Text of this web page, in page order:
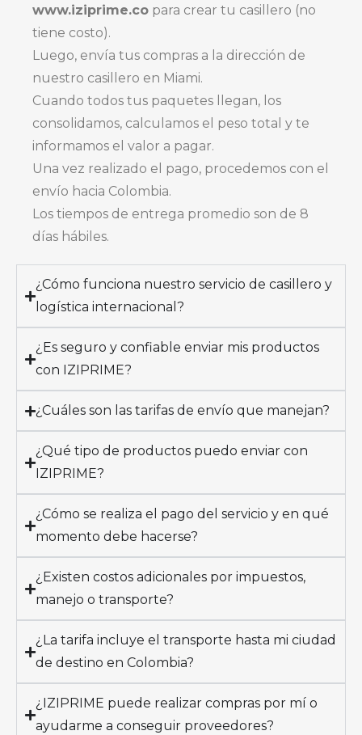
www.iziprime.co para crear tu casillero (no
tiene costo).
Luego, envía tus compras a la dirección de
nuestro casillero en Miami.
Cuando todos tus paquetes llegan, los
consolidamos, calculamos el peso total y te
informamos el valor a pagar.
Una vez realizado el pago, procedemos con el
envío hacia Colombia.
Los tiempos de entrega promedio son de 8
días hábiles.
¿Cómo funciona nuestro servicio de casillero y
logística internacional?
¿Es seguro y confiable enviar mis productos
con IZIPRIME?
¿Cuáles son las tarifas de envío que manejan?
¿Qué tipo de productos puedo enviar con
IZIPRIME?
¿Cómo se realiza el pago del servicio y en qué
momento debe hacerse?
¿Existen costos adicionales por impuestos,
manejo o transporte?
¿La tarifa incluye el transporte hasta mi ciudad
de destino en Colombia?
¿IZIPRIME puede realizar compras por mí o
ayudarme a conseguir proveedores?